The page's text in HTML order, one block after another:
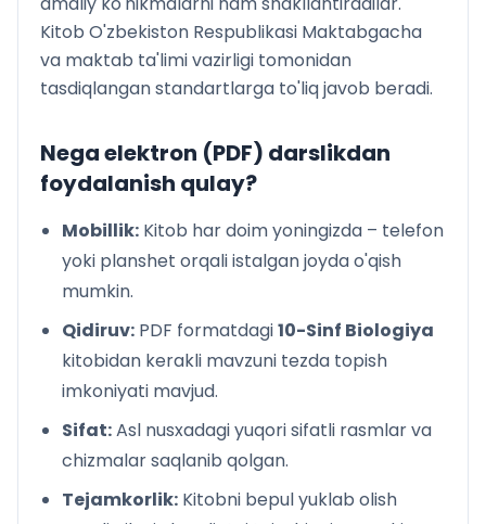
yutuqlari
V BOB. HAYOTNING TUR VA POPULATSIYA DARAJASIDAGI
UMUMBIOLOGIK QONUNIYATLAR
Hayotning tur va populatsiya darajasi. Tur tushunchasi.
Populatsiya – turning tuzilish va evolutsiyaning
boshlang‘ich birligi
2-laboratoriya mashg‘uloti
Evolutsion g‘oyalarning paydo bo‘lishi
K. Linney, J.B. Lamarkning ilmiy ishlari, J. Kyuvening
evolutsion g‘oyalari
Ch. Darvinning evolutsion g‘oyalari
Evolutsiyani harakatlantiruvchi kuchlar. Irsiy
o‘zgaruvchanlik
Yashash uchun kurash va uning turlari
Tabiiy tanlanish va uning turlari
Organik olamdagi moslanishlar – evolutsiya natijasi
Evolutsiyaning sintetik nazariyasi
Kitob O'zbekiston Respublikasi Maktabgacha
va maktab ta'limi vazirligi tomonidan
tasdiqlangan standartlarga to'liq javob beradi.
Nega elektron (PDF) darslikdan
foydalanish qulay?
Mobillik: Kitob har doim yoningizda – telefon
yoki planshet orqali istalgan joyda o'qish
mumkin.
Qidiruv: PDF formatdagi10-Sinf Biologiya
kitobidan kerakli mavzuni tezda topish
imkoniyati mavjud.
Sifat:Asl nusxadagi yuqori sifatli rasmlar va
chizmalar saqlanib qolgan.
Tejamkorlik: Kitobni bepul yuklab olish